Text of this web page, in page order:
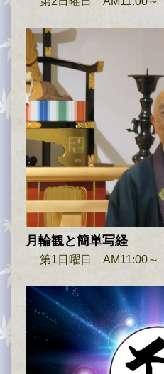
月輪観と簡単写経
第1日曜日 AM11:00～